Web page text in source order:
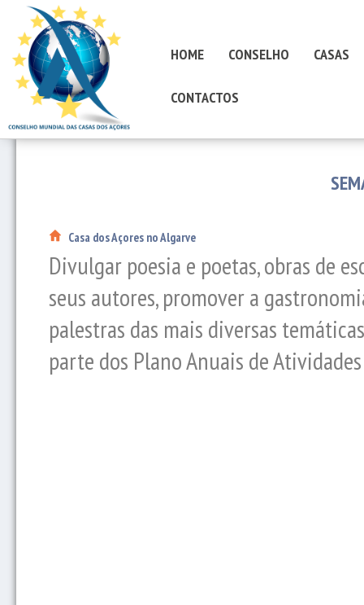
HOME CONSELHO CASAS
CONTACTOS
Casa dos Açores no Algarve
Divulgar poesia e poetas, obras de
seus autores, promover a
palestras das mais diversas
parte dos Plano Anuais de